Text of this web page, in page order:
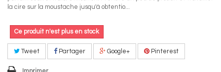
la cire sur la moustache jusqu'à obtentio...
Ce produit n'est plus en stock
Tweet Partager Google+ Pinterest